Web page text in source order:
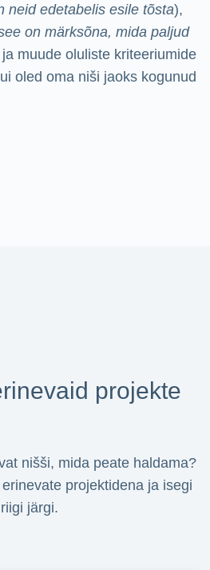
neid edetabelis esile tõsta),
on märksõna, mida paljud
muude oluliste kriteeriumide
oled oma niši jaoks kogunud
projekte
nišši, mida peate haldama?
projektidena ja isegi
järgi.